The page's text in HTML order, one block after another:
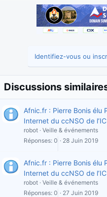
Identifiez-vous ou
Discussions
Afnic.fr : Pierre Bonis élu
Internet du ccNSO de l’IC
robot Veille & événements
Réponses 0 28 Juin 2019
Afnic.fr : Pierre Bonis élu
Internet du ccNSO de l’IC
robot Veille & événements
Réponses 0 27 Juin 2019